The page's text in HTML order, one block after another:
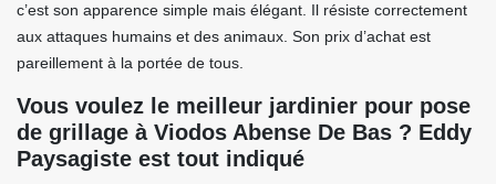
c’est son apparence simple mais élégant. Il résiste correctement
aux attaques humains et des animaux. Son prix d’achat est
pareillement à la portée de tous.
Vous voulez le meilleur jardinier pour pose
de grillage à Viodos Abense De Bas ? Eddy
Paysagiste est tout indiqué